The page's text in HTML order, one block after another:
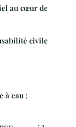
au cœur de
civile
à eau :